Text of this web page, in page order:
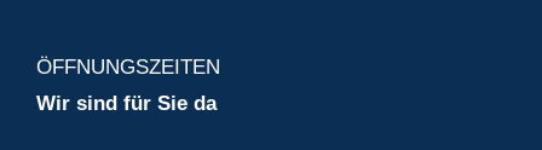
ÖFFNUNGSZEITEN
Wir sind für Sie da